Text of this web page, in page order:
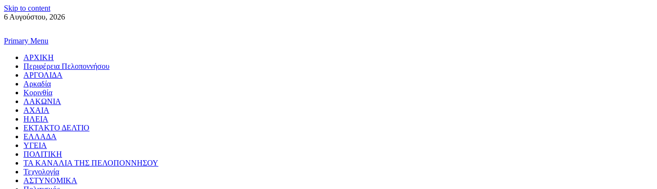
Skip to content
6 Αυγούστου, 2026
Primary Menu
ΑΡΧΙΚΗ
Περιφέρεια Πελοποννήσου
ΑΡΓΟΛΙΔΑ
Αρκαδία
Κορινθία
ΛΑΚΩΝΙΑ
ΑΧΑΙΑ
ΗΛΕΙΑ
ΕΚΤΑΚΤΟ ΔΕΛΤΙΟ
ΕΛΛΑΔΑ
ΥΓΕΙΑ
ΠΟΛΙΤΙΚΗ
ΤΑ ΚΑΝΑΛΙΑ ΤΗΣ ΠΕΛΟΠΟΝΝΗΣΟΥ
Τεχνολογία
ΑΣΤΥΝΟΜΙΚΑ